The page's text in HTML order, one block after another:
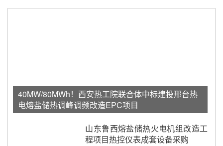
40MW/80MWh！西安热工院联合体中标建投邢台热
电熔盐储热调峰调频改造EPC项目
山东鲁西熔盐储热火电机组改造工
程项目热控仪表成套设备采购